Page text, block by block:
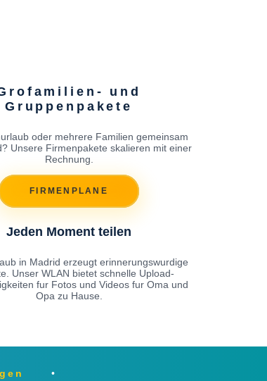
und
Gruppenpakete
oder mehrere Familien gemeinsam
Unsere Firmenpakete skalieren mit einer
Rechnung.
FIRMENPLANE
Jeden Moment teilen
in Madrid erzeugt erinnerungswurdige
Unser WLAN bietet schnelle Upload-
fur Fotos und Videos fur Oma und
Opa zu Hause.